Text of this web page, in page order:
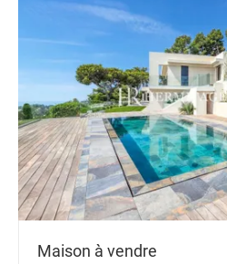
Maison à vendre